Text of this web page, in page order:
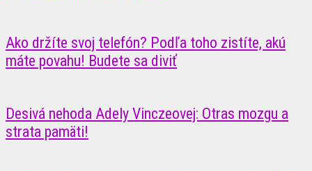
Ako držíte svoj telefón? Podľa toho zistíte, akú
máte povahu! Budete sa diviť
Desivá nehoda Adely Vinczeovej: Otras mozgu a
strata pamäti!